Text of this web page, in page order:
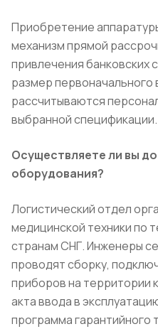
Приобретение
механизм прямой
привлечения банковских
размер первоначального
рассчитываются
выбранной спецификации.
Осуществляете ли вы
оборудования?
Логистический отдел
медицинской техники по
странам СНГ. Инженеры
проводят сборку,
приборов на территории
акта ввода в
программа гарантийного